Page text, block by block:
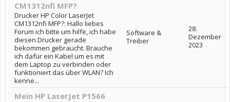
CM1312nfi MFP?
Drucker HP Color LaserJet
CM1312nfi MFP?: Hallo liebes
Forum ich bitte um hilfe, ich habe
diesen Drucker gerade
bekommen gebraucht. Brauche
ich dafür ein Kabel um es mit
dem Laptop zu verbinden oder
funktioniert das über WLAN? Ich
kenne...
Software &
Treiber
28.
Dezember
2023
Mein HP LaserJet P1566